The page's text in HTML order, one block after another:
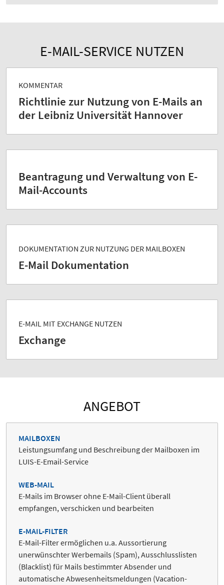
E-MAIL-SERVICE NUTZEN
KOMMENTAR
Richtlinie zur Nutzung von E-Mails an
der Leibniz Universität Hannover
Beantragung und Verwaltung von E-
Mail-Accounts
DOKUMENTATION ZUR NUTZUNG DER MAILBOXEN
E-Mail Dokumentation
E-MAIL MIT EXCHANGE NUTZEN
Exchange
ANGEBOT
MAILBOXEN
Leistungsumfang und Beschreibung der Mailboxen im
LUIS-E-Email-Service
WEB-MAIL
E-Mails im Browser ohne E-Mail-Client überall
empfangen, verschicken und bearbeiten
E-MAIL-FILTER
E-Mail-Filter ermöglichen u.a. Aussortierung
unerwünschter Werbemails (Spam), Ausschlusslisten
(Blacklist) für Mails bestimmter Absender und
automatische Abwesenheitsmeldungen (Vacation-